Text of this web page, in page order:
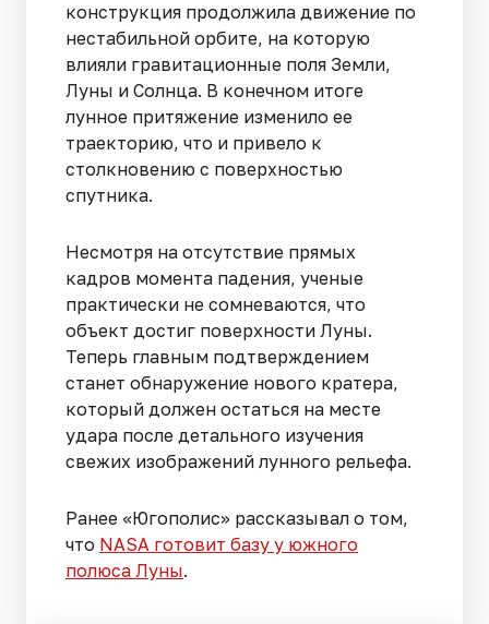
конструкция продолжила движение по
нестабильной орбите, на которую
влияли гравитационные поля Земли,
Луны и Солнца. В конечном итоге
лунное притяжение изменило ее
траекторию, что и привело к
столкновению с поверхностью
спутника.
Несмотря на отсутствие прямых
кадров момента падения, ученые
практически не сомневаются, что
объект достиг поверхности Луны.
Теперь главным подтверждением
станет обнаружение нового кратера,
который должен остаться на месте
удара после детального изучения
свежих изображений лунного рельефа.
Ранее «Югополис» рассказывал о том,
что NASA готовит базу у южного
полюса Луны.